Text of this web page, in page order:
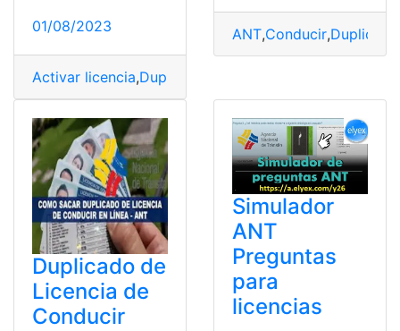
01/08/2023
Activar licencia,Duplicados de licencias
ANT,Conducir,Duplicado
Duplicado de
Licencia de
Conducir
Simulador
ANT
Preguntas
para
licencias